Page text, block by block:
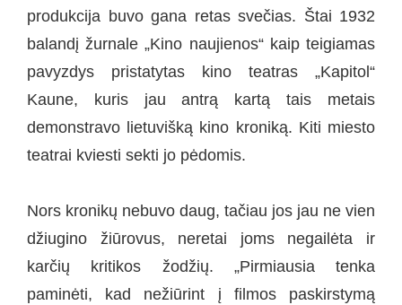
produkcija buvo gana retas svečias. Štai 1932
balandį žurnale „Kino naujienos“ kaip teigiamas
pavyzdys pristatytas kino teatras „Kapitol“
Kaune, kuris jau antrą kartą tais metais
demonstravo lietuvišką kino kroniką. Kiti miesto
teatrai kviesti sekti jo pėdomis.
Nors kronikų nebuvo daug, tačiau jos jau ne vien
džiugino žiūrovus, neretai joms negailėta ir
karčių kritikos žodžių. „Pirmiausia tenka
paminėti, kad nežiūrint į filmos paskirstymą